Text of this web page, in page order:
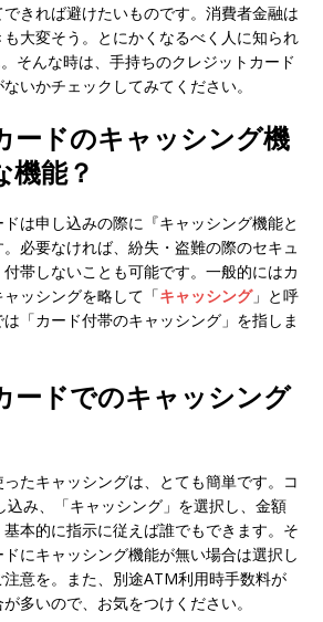
きれば避けたいものです。消費者金融は
大変そう。とにかくなるべく人に知られ
そんな時は、手持ちのクレジットカード
いかチェックしてみてください。
ードのキャッシング機
機能？
は申し込みの際に『キャッシング機能と
必要なければ、紛失・盗難の際のセキュ
帯しないことも可能です。一般的にはカ
ッシングを略して「キャッシング」と呼
「カード付帯のキャッシング」を指しま
ードでのキャッシング
たキャッシングは、とても簡単です。コ
込み、「キャッシング」を選択し、金額
本的に指示に従えば誰でもできます。そ
にキャッシング機能が無い場合は選択し
意を。また、別途ATM利用時手数料が
多いので、お気をつけください。